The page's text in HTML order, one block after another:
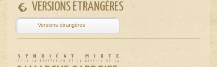
VERSIONS ÉTRANGÈRES
Powered by